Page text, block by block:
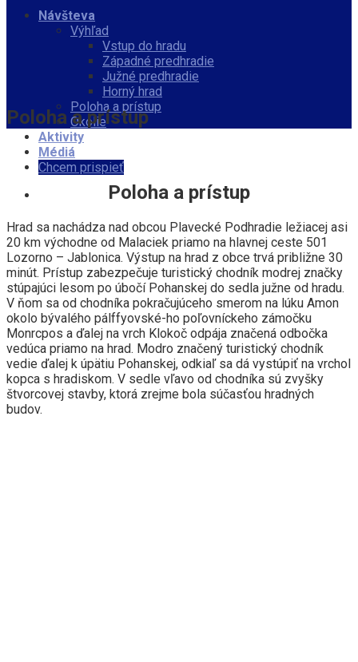
Návšteva
Výhľad
Vstup do hradu
Západné predhradie
Južné predhradie
Horný hrad
Poloha a prístup
Okolie
Aktivity
Médiá
Chcem prispieť
Poloha a prístup
Poloha a prístup
Hrad sa nachádza nad obcou Plavecké Podhradie ležiacej asi
20 km východne od Malaciek priamo na hlavnej ceste 501
Lozorno – Jablonica. Výstup na hrad z obce trvá približne 30
minút. Prístup zabezpečuje turistický chodník modrej značky
stúpajúci lesom po úbočí Pohanskej do sedla južne od hradu.
V ňom sa od chodníka pokračujúceho smerom na lúku Amon
okolo bývalého pálffyovské-ho poľovníckeho zámočku
Monrcpos a ďalej na vrch Klokoč odpája značená odbočka
vedúca priamo na hrad. Modro značený turistický chodník
vedie ďalej k úpätiu Pohanskej, odkiaľ sa dá vystúpiť na vrchol
kopca s hradiskom. V sedle vľavo od chodníka sú zvyšky
štvorcovej stavby, ktorá zrejme bola súčasťou hradných
budov.